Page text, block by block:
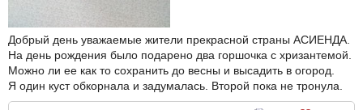
Добрый день уважаемые жители прекрасной страны АСИЕНДА.
На день рождения было подарено два горшочка с хризантемой.
Можно ли ее как то сохранить до весны и высадить в огород.
Я один куст обкорнала и задумалась. Второй пока не тронула.